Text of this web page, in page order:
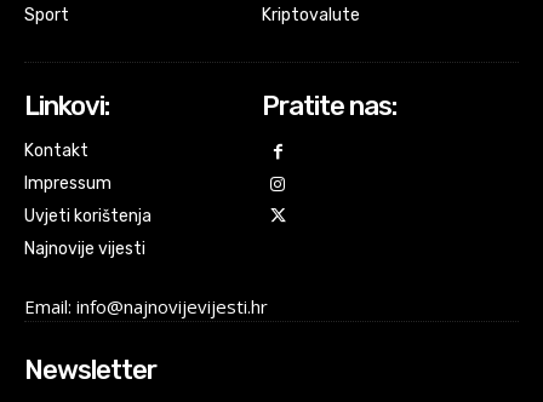
Sport
Kriptovalute
Linkovi:
Kontakt
Impressum
Uvjeti korištenja
Najnovije vijesti
Pratite nas:
Email: info@najnovijevijesti.hr
Newsletter